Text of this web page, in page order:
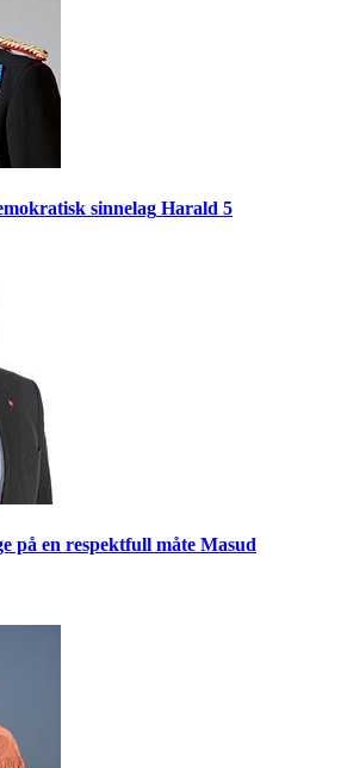
sinnelag Harald 5
på en respektfull måte Masud